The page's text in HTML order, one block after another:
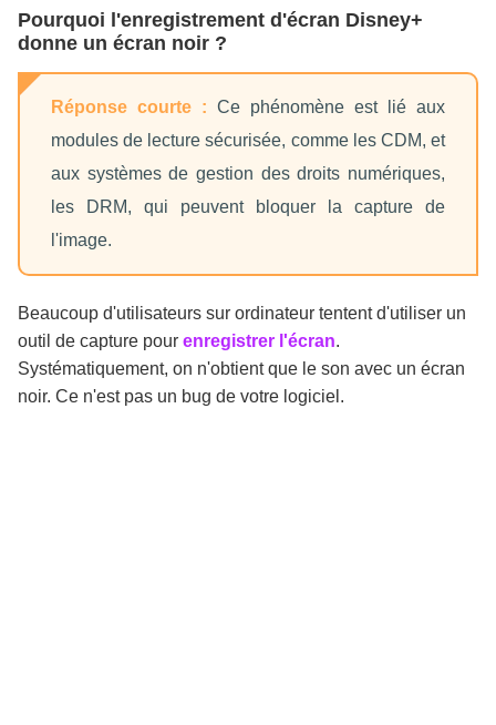
Pourquoi l'enregistrement d'écran Disney+
donne un écran noir ?
Réponse courte : Ce phénomène est lié aux
modules de lecture sécurisée, comme les CDM, et
aux systèmes de gestion des droits numériques,
les DRM, qui peuvent bloquer la capture de
l'image.
Beaucoup d'utilisateurs sur ordinateur tentent d'utiliser un
outil de capture pour enregistrer l'écran.
Systématiquement, on n'obtient que le son avec un écran
noir. Ce n'est pas un bug de votre logiciel.